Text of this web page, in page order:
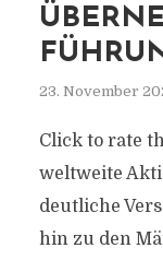
23. November
Click to rate
weltweite
deutliche
hin zu den